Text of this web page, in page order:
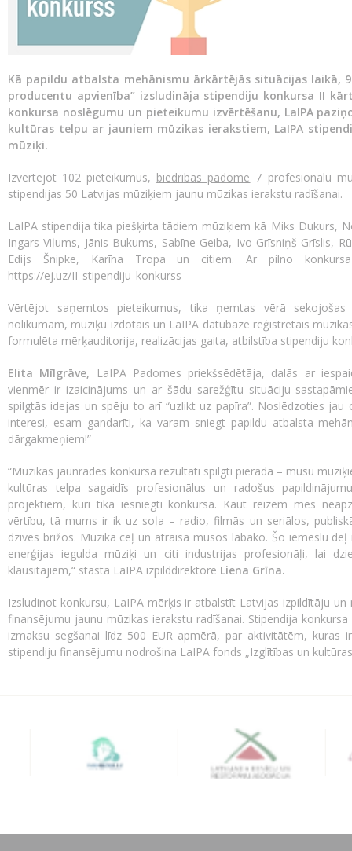
Kā papildu atbalsta mehānismu ārkārtējās situācijas laikā,
producentu apvienība” izsludināja stipendiju konkursa II
konkursa noslēgumu un pieteikumu izvērtēšanu, LaIPA
kultūras telpu ar jauniem mūzikas ierakstiem, LaIPA
mūziķi.
Izvērtējot 102 pieteikumus, biedrības padome 7 profesionālu
stipendijas 50 Latvijas mūziķiem jaunu mūzikas ierakstu radīšanai.
LaIPA stipendija tika piešķirta tādiem mūziķiem kā Miks Dukurs,
Ingars Viļums, Jānis Bukums, Sabīne Geiba, Ivo Grīsniņš Grīslis,
Edijs Šnipke, Karīna Tropa un citiem. Ar pilno
https://ej.uz/II_stipendiju_konkurss
Vērtējot saņemtos pieteikumus, tika ņemtas vērā
nolikumam, mūziķu izdotais un LaIPA datubāzē reģistrētais
formulēta mērķauditorija, realizācijas gaita, atbilstība stipendiju
Elita Mīlgrāve, LaIPA Padomes priekšsēdētāja, dalās ar
vienmēr ir izaicinājums un ar šādu sarežģītu situāciju
spilgtās idejas un spēju to arī “uzlikt uz papīra”. Noslēdzoties
interesi, esam gandarīti, ka varam sniegt papildu atbalsta
dārgakmeņiem!”
“Mūzikas jaunrades konkursa rezultāti spilgti pierāda – mūsu
kultūras telpa sagaidīs profesionālus un radošus
projektiem, kuri tika iesniegti konkursā. Kaut reizēm mēs
vērtību, tā mums ir ik uz soļa – radio, filmās un seriālos,
dzīves brīžos. Mūzika ceļ un atraisa mūsos labāko. Šo iemeslu
enerģijas iegulda mūziķi un citi industrijas profesionāļi, lai
klausītājiem,“ stāsta LaIPA izpilddirektore Liena Grīna.
Izsludinot konkursu, LaIPA mērķis ir atbalstīt Latvijas izpildītāju
finansējumu jaunu mūzikas ierakstu radīšanai. Stipendija
izmaksu segšanai līdz 500 EUR apmērā, par aktivitātēm, kuras
stipendiju finansējumu nodrošina LaIPA fonds „Izglītības un